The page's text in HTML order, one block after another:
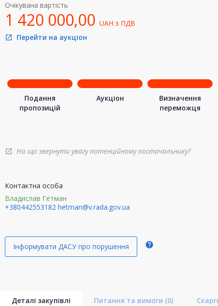
Очікувана вартість
1 420 000,00 UAH з ПДВ
open_in_new Перейти на аукціон
Подання
пропозицій
Аукціон
Визначення
переможця
open_in_new На що звернути увагу потенційному постачальнику?
Контактна особа
Владислав Гетман
+380442553182 hetman@v.rada.gov.ua
Інформувати ДАСУ про порушення help
Деталі закупівлі Питання та вимоги (0)